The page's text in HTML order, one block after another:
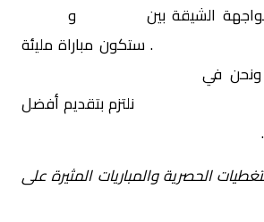
الشيقة بين و
. ستكون مباراة مليئة
ونحن في
نلتزم بتقديم أفضل
الحصرية والمباريات المثيرة على